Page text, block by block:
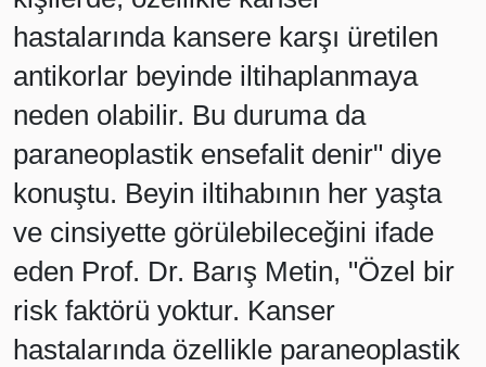
hastalarında kansere karşı üretilen
antikorlar beyinde iltihaplanmaya
neden olabilir. Bu duruma da
paraneoplastik ensefalit denir" diye
konuştu. Beyin iltihabının her yaşta
ve cinsiyette görülebileceğini ifade
eden Prof. Dr. Barış Metin, "Özel bir
risk faktörü yoktur. Kanser
hastalarında özellikle paraneoplastik